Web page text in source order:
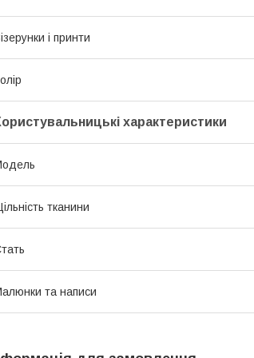
і принти
характеристики
тканини
та написи